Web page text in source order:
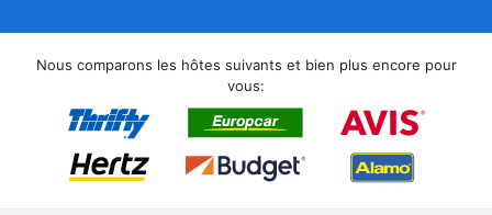
Nous comparons les hôtes suivants et bien plus encore pour
vous: